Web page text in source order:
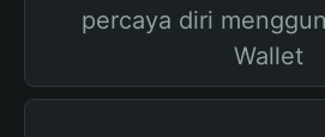
percaya diri
Wallet